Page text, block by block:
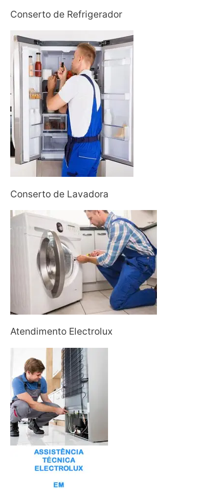
Conserto de Refrigerador
Conserto de Lavadora
Atendimento Electrolux